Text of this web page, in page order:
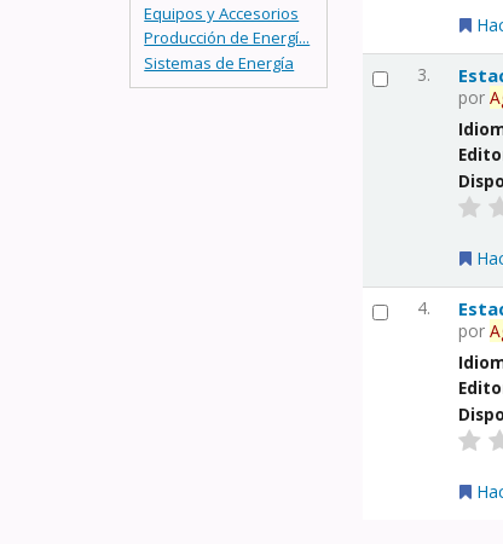
Equipos y Accesorios
Producción de Energí...
Sistemas de Energía
3.
por
4.
por